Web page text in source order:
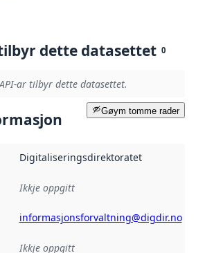
dette datasettet 0
ar tilbyr dette datasettet.
Gøym tomme rader
Digitaliseringsdirektoratet
Ikkje oppgitt
informasjonsforvaltning@digdir.no
Ikkje oppgitt